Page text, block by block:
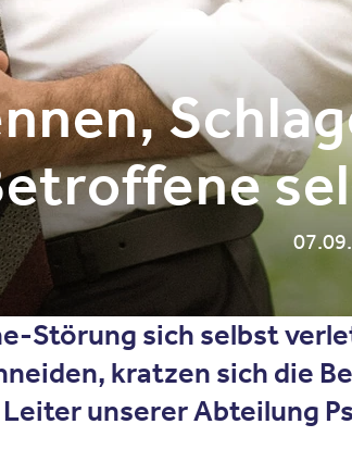
Störung sich selbst
kratzen sich die
unserer Abteilung